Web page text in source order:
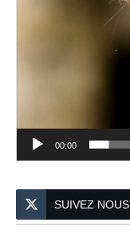
00:00
SUIVEZ NOUS